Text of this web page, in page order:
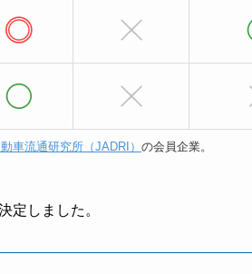
車流通研究所（JADRI） の会員企業。
定しました。